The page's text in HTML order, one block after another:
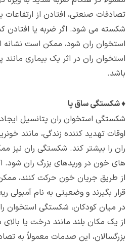
تصادفات صنعتی، افتادن از ارتفاعات
شکسته می شود. اگر ضربه یا
استخوان ران شود، ممکن است
استخوان ران در اثر یک بیماری
باشد.
♦شکستگی ساق پا
شکستگی استخوان ران پتانسیل
اوقات تهدید کننده زندگی، مانند
ران را بیشتر کند. شکستگی ران نیز
های خون در وریدهای بزرگ ران شود.
از طریق جریان خون حرکت کنند،
قرار بگیرند و وضعیتی به نام آمبولی
در میان کودکان، شکستگی استخوان
از یک مکان بلند مانند درخت یا
بزرگسالان، این صدمات معمولاً به